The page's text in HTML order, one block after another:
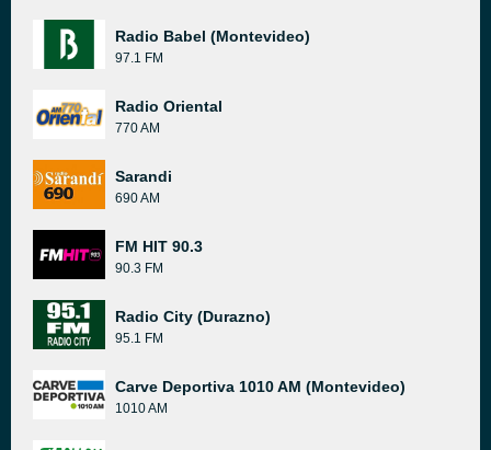
Radio Babel (Montevideo)
97.1 FM
Radio Oriental
770 AM
Sarandi
690 AM
FM HIT 90.3
90.3 FM
Radio City (Durazno)
95.1 FM
Carve Deportiva 1010 AM (Montevideo)
1010 AM